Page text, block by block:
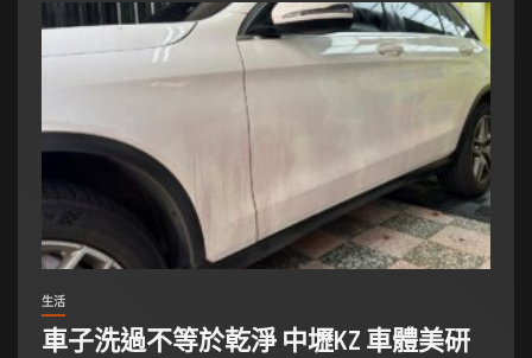
生活
車子洗過不等於乾淨 中壢KZ 車體美研